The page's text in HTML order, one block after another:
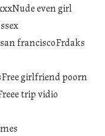
even girl
franciscoFrdaks
girlfriend poorn
trip vidio